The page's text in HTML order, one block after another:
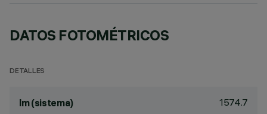
DATOS FOTOMÉTRICOS
DETALLES
lm (sistema) 1574.7